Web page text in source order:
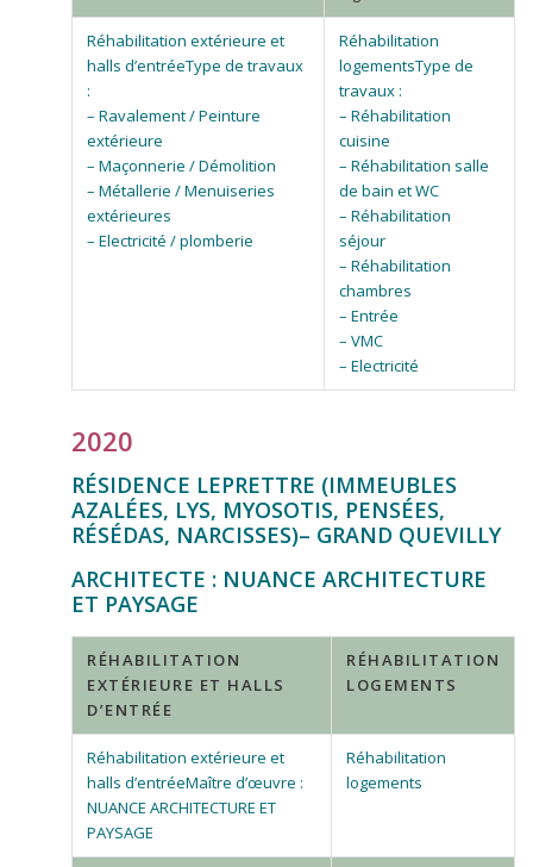
Type de travaux
:
– Ravalement / Peinture
extérieure
– Maçonnerie / Démolition
– Métallerie / Menuiseries
extérieures
– Electricité / plomberie
Type de
travaux :
– Réhabilitation
cuisine
– Réhabilitation salle
de bain et WC
– Réhabilitation
séjour
– Réhabilitation
chambres
– Entrée
– VMC
– Electricité
2020
RÉSIDENCE LEPRETTRE (IMMEUBLES
AZALÉES, LYS, MYOSOTIS, PENSÉES,
RÉSÉDAS, NARCISSES)– GRAND QUEVILLY
ARCHITECTE : NUANCE ARCHITECTURE
ET PAYSAGE
RÉHABILITATION
EXTÉRIEURE ET HALLS
D’ENTRÉE
RÉHABILITATION
LOGEMENTS
Maître d’œuvre :
NUANCE ARCHITECTURE ET
PAYSAGE